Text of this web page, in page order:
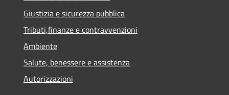
Giustizia e sicurezza pubblica
Tributi,finanze e contravvenzioni
Ambiente
Salute, benessere e assistenza
Autorizzazioni